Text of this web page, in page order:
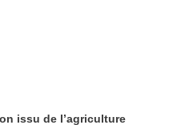
issu de l’agriculture